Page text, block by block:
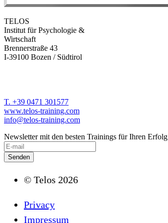
TELOS
Institut für Psychologie &
Wirtschaft
Brennerstraße 43
I-39100 Bozen / Südtirol
T. +39 0471 301577
www.telos-training.com
info@telos-training.com
Newsletter mit den besten Trainings für Ihren Erfolg
© Telos 2026
Privacy
Impressum